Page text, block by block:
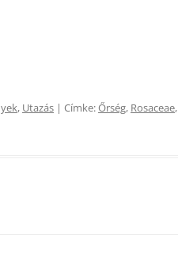
, Utazás | Címke:Őrség, Rosaceae,